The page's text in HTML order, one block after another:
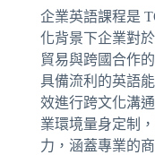
企業英語課程是
化背景下企業對
貿易與跨國合作
具備流利的英語
效進行跨文化溝
業環境量身定制
力，涵蓋專業的